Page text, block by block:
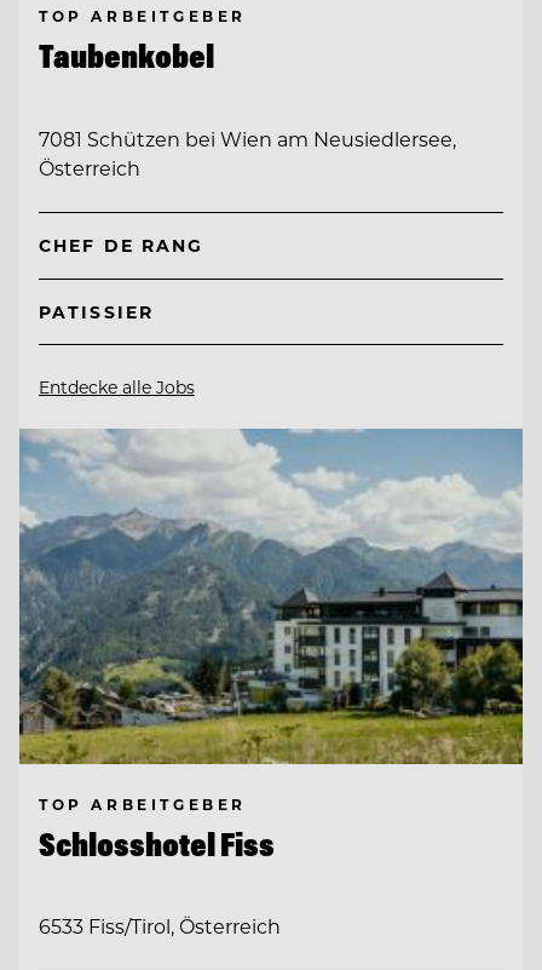
TOP ARBEITGEBER
Taubenkobel
7081 Schützen bei Wien am Neusiedlersee,
Österreich
CHEF DE RANG
PATISSIER
Entdecke alle Jobs
TOP ARBEITGEBER
Schlosshotel Fiss
6533 Fiss/Tirol, Österreich